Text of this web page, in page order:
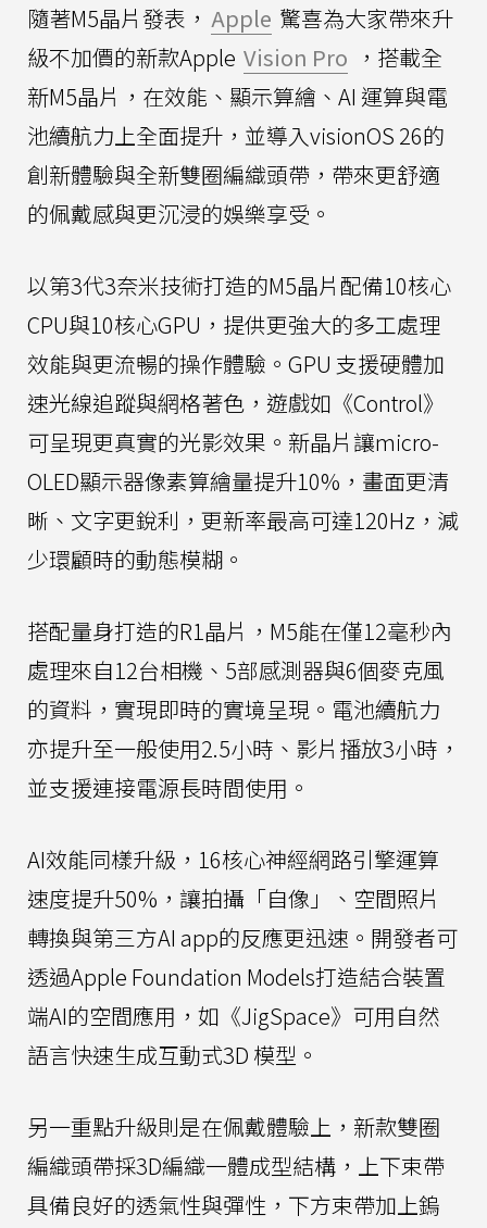
隨著M5晶片發表， Apple 驚喜為大家帶來升
級不加價的新款Apple Vision Pro ，搭載全
新M5晶片，在效能、顯示算繪、AI 運算與電
池續航力上全面提升，並導入visionOS 26的
創新體驗與全新雙圈編織頭帶，帶來更舒適
的佩戴感與更沉浸的娛樂享受。
以第3代3奈米技術打造的M5晶片配備10核心
CPU與10核心GPU，提供更強大的多工處理
效能與更流暢的操作體驗。GPU 支援硬體加
速光線追蹤與網格著色，遊戲如《Control》
可呈現更真實的光影效果。新晶片讓micro-
OLED顯示器像素算繪量提升10%，畫面更清
晰、文字更銳利，更新率最高可達120Hz，減
少環顧時的動態模糊。
搭配量身打造的R1晶片，M5能在僅12毫秒內
處理來自12台相機、5部感測器與6個麥克風
的資料，實現即時的實境呈現。電池續航力
亦提升至一般使用2.5小時、影片播放3小時，
並支援連接電源長時間使用。
AI效能同樣升級，16核心神經網路引擎運算
速度提升50%，讓拍攝「自像」、空間照片
轉換與第三方AI app的反應更迅速。開發者可
透過Apple Foundation Models打造結合裝置
端AI的空間應用，如《JigSpace》可用自然
語言快速生成互動式3D 模型。
另一重點升級則是在佩戴體驗上，新款雙圈
編織頭帶採3D編織一體成型結構，上下束帶
具備良好的透氣性與彈性，下方束帶加上鎢